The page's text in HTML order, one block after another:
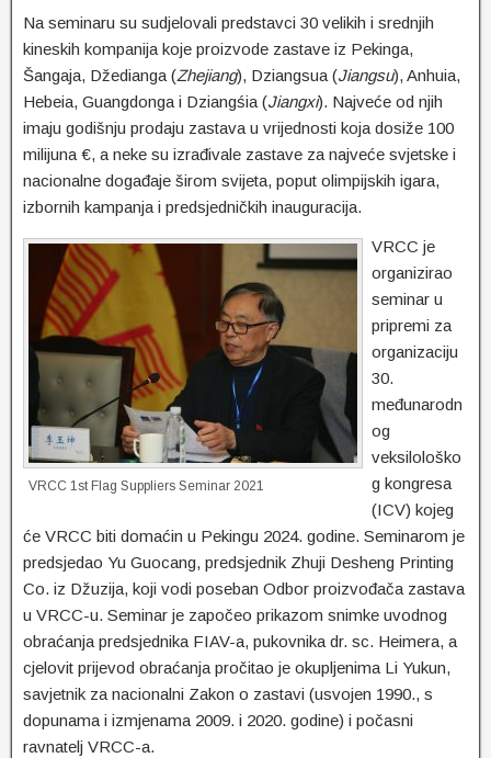
Na seminaru su sudjelovali predstavci 30 velikih i srednjih
kineskih kompanija koje proizvode zastave iz Pekinga,
Šangaja, Džedianga (Zhejiang), Dziangsua (Jiangsu), Anhuia,
Hebeia, Guangdonga i Dziangśia (Jiangxi). Najveće od njih
imaju godišnju prodaju zastava u vrijednosti koja dosiže 100
milijuna €, a neke su izrađivale zastave za najveće svjetske i
nacionalne događaje širom svijeta, poput olimpijskih igara,
izbornih kampanja i predsjedničkih inauguracija.
VRCC 1st Flag Suppliers Seminar 2021
VRCC je
organizirao
seminar u
pripremi za
organizaciju
30.
međunarodn
og
veksilološko
g kongresa
(ICV) kojeg
će VRCC biti domaćin u Pekingu 2024. godine. Seminarom je
predsjedao Yu Guocang, predsjednik Zhuji Desheng Printing
Co. iz Džuzija, koji vodi poseban Odbor proizvođača zastava
u VRCC-u. Seminar je započeo prikazom snimke uvodnog
obraćanja predsjednika FIAV-a, pukovnika dr. sc. Heimera, a
cjelovit prijevod obraćanja pročitao je okupljenima Li Yukun,
savjetnik za nacionalni Zakon o zastavi (usvojen 1990., s
dopunama i izmjenama 2009. i 2020. godine) i počasni
ravnatelj VRCC-a.